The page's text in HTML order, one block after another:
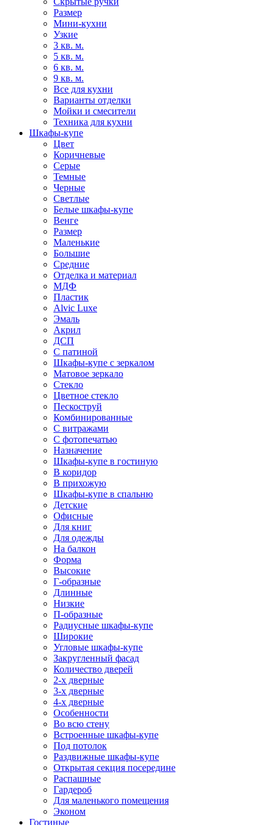
Размер
Мини-кухни
Узкие
3 кв. м.
5 кв. м.
6 кв. м.
9 кв. м.
Все для кухни
Варианты отделки
Мойки и смесители
Техника для кухни
Шкафы-купе
Цвет
Коричневые
Серые
Темные
Черные
Светлые
Белые шкафы-купе
Венге
Размер
Маленькие
Большие
Средние
Отделка и материал
МДФ
Пластик
Alvic Luxe
Эмаль
Акрил
ДСП
С патиной
Шкафы-купе с зеркалом
Матовое зеркало
Стекло
Цветное стекло
Пескоструй
Комбинированные
С витражами
С фотопечатью
Назначение
Шкафы-купе в гостиную
В коридор
В прихожую
Шкафы-купе в спальню
Детские
Офисные
Для книг
Для одежды
На балкон
Форма
Высокие
Г-образные
Длинные
Низкие
П-образные
Радиусные шкафы-купе
Широкие
Угловые шкафы-купе
Закругленный фасад
Количество дверей
2-х дверные
3-х дверные
4-х дверные
Особенности
Во всю стену
Встроенные шкафы-купе
Под потолок
Раздвижные шкафы-купе
Открытая секция посередине
Распашные
Гардероб
Для маленького помещения
Эконом
Гостиные